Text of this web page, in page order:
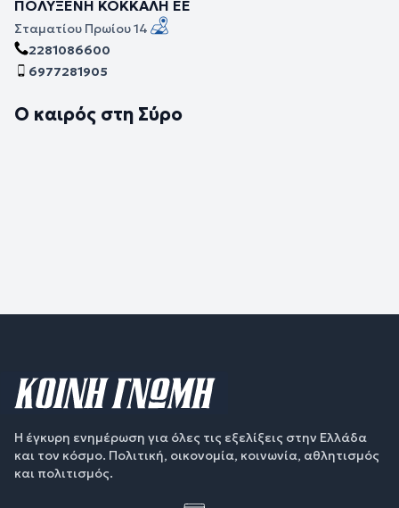
ΠΟΛΥΞΕΝΗ ΚΟΚΚΑΛΗ ΕΕ
Σταματίου Πρωίου 14
2281086600
6977281905
Ο καιρός στη Σύρο
Η έγκυρη ενημέρωση για όλες τις εξελίξεις στην Ελλάδα
και τον κόσμο. Πολιτική, οικονομία, κοινωνία, αθλητισμός
και πολιτισμός.